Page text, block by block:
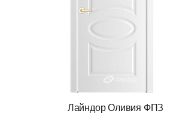
Лайндор Оливия ФПЗ